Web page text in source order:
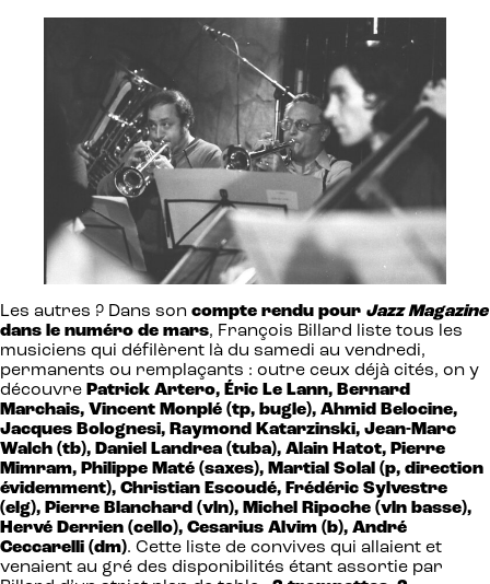
Les autres ? Dans son compte rendu pour Jazz Magazine
dans le numéro de mars, François Billard liste tous les
musiciens qui défilèrent là du samedi au vendredi,
permanents ou remplaçants : outre ceux déjà cités, on y
découvre Patrick Artero, Éric Le Lann, Bernard
Marchais, Vincent Monplé (tp, bugle), Ahmid Belocine,
Jacques Bolognesi, Raymond Katarzinski, Jean-Marc
Walch (tb), Daniel Landrea (tuba), Alain Hatot, Pierre
Mimram, Philippe Maté (saxes), Martial Solal (p, direction
évidemment), Christian Escoudé, Frédéric Sylvestre
(elg), Pierre Blanchard (vln), Michel Ripoche (vln basse),
Hervé Derrien (cello), Cesarius Alvim (b), André
Ceccarelli (dm). Cette liste de convives qui allaient et
venaient au gré des disponibilités étant assortie par